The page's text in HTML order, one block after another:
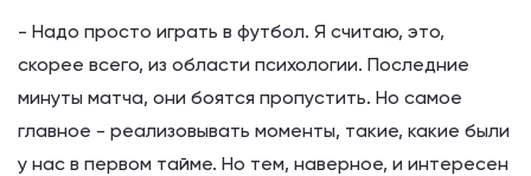
- Надо просто играть в футбол. Я считаю, это,
скорее всего, из области психологии. Последние
минуты матча, они боятся пропустить. Но самое
главное - реализовывать моменты, такие, какие были
у нас в первом тайме. Но тем, наверное, и интересен